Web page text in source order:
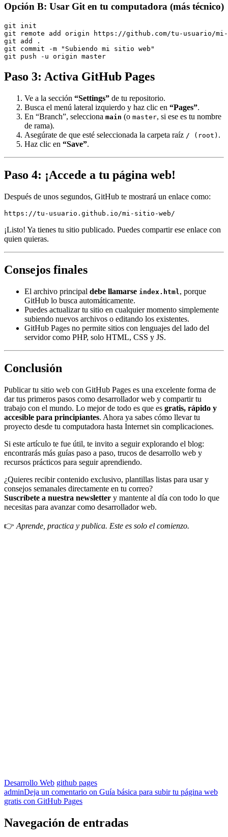
Opción B: Usar Git en tu computadora (más técnico)
git init
git remote add origin https://github.com/tu-usuario/
git add .
git commit -m "Subiendo mi sitio web"
git push -u origin master
Paso 3: Activa GitHub Pages
Ve a la sección “Settings” de tu repositorio.
Busca el menú lateral izquierdo y haz clic en “Pages”.
En “Branch”, selecciona main (o master, si ese es tu nombre
de rama).
Asegúrate de que esté seleccionada la carpeta raíz / (root) .
Haz clic en “Save”.
Paso 4: ¡Accede a tu página web!
Después de unos segundos, GitHub te mostrará un enlace como:
https://tu-usuario.github.io/mi-sitio-web/
¡Listo! Ya tienes tu sitio publicado. Puedes compartir ese enlace con
quien quieras.
Consejos finales
El archivo principal debe llamarse index.html , porque
GitHub lo busca automáticamente.
Puedes actualizar tu sitio en cualquier momento simplemente
subiendo nuevos archivos o editando los existentes.
GitHub Pages no permite sitios con lenguajes del lado del
servidor como PHP, solo HTML, CSS y JS.
Conclusión
Publicar tu sitio web con GitHub Pages es una excelente forma de
dar tus primeros pasos como desarrollador web y compartir tu
trabajo con el mundo. Lo mejor de todo es que es gratis, rápido y
accesible para principiantes. Ahora ya sabes cómo llevar tu
proyecto desde tu computadora hasta Internet sin complicaciones.
Si este artículo te fue útil, te invito a seguir explorando el blog:
encontrarás más guías paso a paso, trucos de desarrollo web y
recursos prácticos para seguir aprendiendo.
¿Quieres recibir contenido exclusivo, plantillas listas para usar y
consejos semanales directamente en tu correo?
Suscríbete a nuestra newsletter y mantente al día con todo lo que
necesitas para avanzar como desarrollador web.
👉 Aprende, practica y publica. Este es solo el comienzo.
Desarrollo Web github pages
adminDeja un comentario on Guía básica para subir tu página web
gratis con GitHub Pages
Navegación de entradas